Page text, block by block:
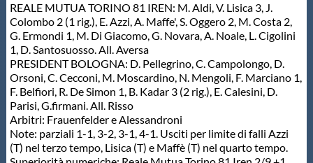
REALE MUTUA TORINO 81 IREN: M. Aldi, V. Lisica 3, J.
Colombo 2 (1 rig.), E. Azzi, A. Maffe', S. Oggero 2, M. Costa 2,
G. Ermondi 1, M. Di Giacomo, G. Novara, A. Noale, L. Cigolini
1, D. Santosuosso. All. Aversa
PRESIDENT BOLOGNA: D. Pellegrino, C. Campolongo, D.
Orsoni, C. Cecconi, M. Moscardino, N. Mengoli, F. Marciano 1,
F. Belfiori, R. De Simon 1, B. Kadar 3 (2 rig.), E. Calesini, D.
Parisi, G.firmani. All. Risso
Arbitri: Frauenfelder e Alessandroni
Note: parziali 1-1, 3-2, 3-1, 4-1. Usciti per limite di falli Azzi
(T) nel terzo tempo, Lisica (T) e Maffè (T) nel quarto tempo.